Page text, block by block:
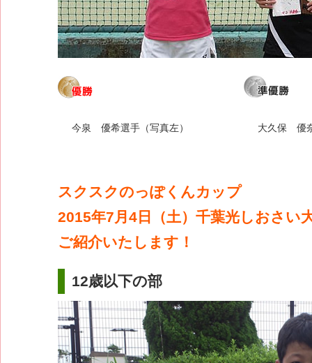
今泉 優希選手（写真左） 大久保 優
スクスクのっぽくんカップ
2015年7月4日（土）千葉光しおさい
ご紹介いたします！
12歳以下の部